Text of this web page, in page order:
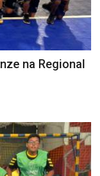
na Regional